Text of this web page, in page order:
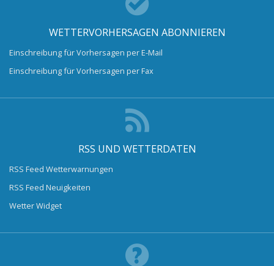
WETTERVORHERSAGEN ABONNIEREN
Einschreibung für Vorhersagen per E-Mail
Einschreibung für Vorhersagen per Fax
RSS UND WETTERDATEN
RSS Feed Wetterwarnungen
RSS Feed Neuigkeiten
Wetter Widget